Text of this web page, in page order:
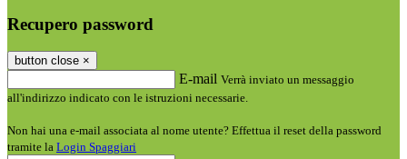
Recupero password
button close ×
E-mail Verrà inviato un messaggio
all'indirizzo indicato con le istruzioni necessarie.
Non hai una e-mail associata al nome utente? Effettua il reset della password
tramite la Login Spaggiari